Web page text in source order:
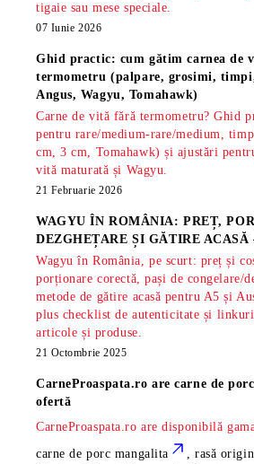
tigaie sau mese speciale.
07 Iunie 2026
Ghid practic: cum gătim carnea de
termometru (palpare, grosimi,
Angus, Wagyu, Tomahawk)
Carne de vită fără termometru? Ghid
pentru rare/medium-rare/medium,
cm, 3 cm, Tomahawk) și ajustări
vită maturată și Wagyu.
21 Februarie 2026
WAGYU ÎN ROMÂNIA: PREȚ,
DEZGHEȚARE ȘI GĂTIRE
Wagyu în România, pe scurt: preț și
porționare corectă, pași de congelare/
metode de gătire acasă pentru A5 și
plus checklist de autenticitate și
articole și produse.
21 Octombrie 2025
CarneProaspata.ro arecarne de
ofertă
CarneProaspata.ro are disponibilă
carne de porc mangalita
, rasă